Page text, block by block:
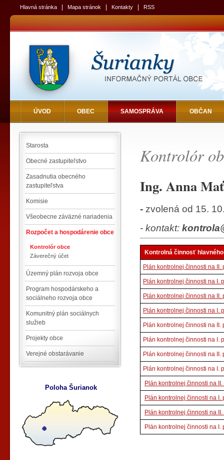
Hlavná stránka Mapa stránok Kontakty RSS
ÚVOD OBEC SAMOSPRÁVA OBČAN
Starosta
Obecné zastupiteľstvo
Zasadnutia obecného
zastupiteľstva
Komisie
Všeobecne záväzné nariadenia
Rozpočet a hospodárenie obce
Kontrolór obce
Záverečný účet
Územný plán rozvoja obce
Program hospodárskeho a
sociálneho rozvoja obce
Komunitný plán sociálnych
služieb
Projekty obce
Verejné obstarávanie
Poloha Šurianok
Kontrolór
Ing. Anna
- zvolená od 15.
- kontakt:
Kontrolná činnosť
Plán kontrolnej činnosti na II.
Plán kontrolnej činnosti na I.
Plán kontrolnej činnosti na II.
Plán kontrolnej činnosti na I.
Plán kontrolnej činnosti na II.
Plán kontrolnej činnosti na I.
Plán kontrolnej činnosti na II.
Plán kontrolnej činnosti na I.
Plán kontrolnej činnosti na
Plán kontrolnej činnosti na I.
Plán kontrolnej činnosti na
Plán kontrolnej činnosti na I.